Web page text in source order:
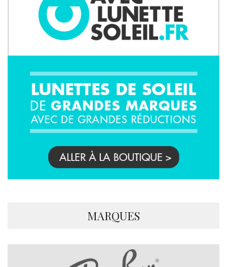
MARQUES